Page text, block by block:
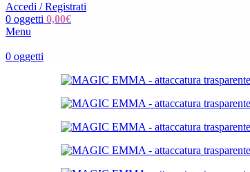
Accedi / Registrati
0 oggetti 0,00€
Menu
0 oggetti